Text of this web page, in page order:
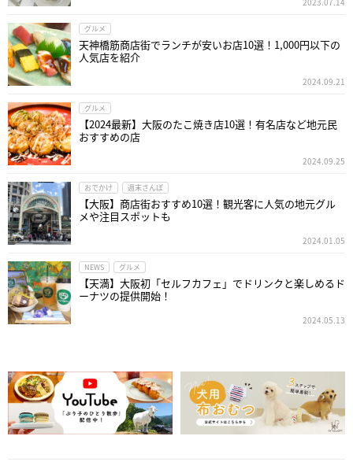
グルメ
天神橋筋商店街でランチが安いお店10選！1,000円以下の
人気店を紹介
2024.09.21
グルメ
【2024最新】大阪のたこ焼き店10選！有名店など地元民
おすすめの店
2024.09.25
おでかけ 週末さんぽ
【大阪】商店街おすすめ10選！観光客に人気の地元グル
メや注目スポットも
2024.01.05
NEWS グルメ
【天満】大阪初「セルフカフェ」でドリンクと楽しめるド
ーナツの提供開始！
2024.05.13